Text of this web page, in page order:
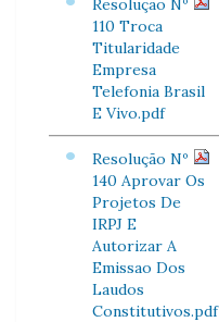
Resolução Nº
110 Troca
Titularidade
Empresa
Telefonia Brasil
E Vivo.pdf
Resolução Nº
140 Aprovar Os
Projetos De
IRPJ E
Autorizar A
Emissao Dos
Laudos
Constitutivos.pdf